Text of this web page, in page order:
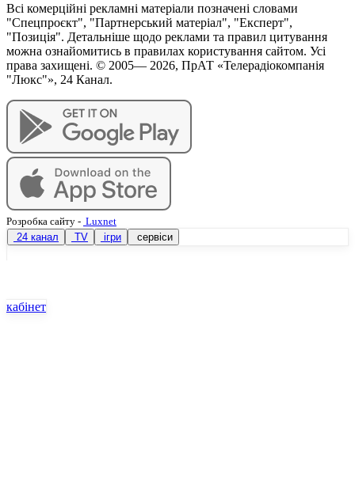
Всі комерційні рекламні матеріали позначені словами
"Спецпроєкт", "Партнерський матеріал", "Експерт",
"Позиція". Детальніше щодо реклами та правил цитування
можна ознайомитись в правилах користування сайтом. Усі
права захищені. © 2005— 2026, ПрАТ «Телерадіокомпанія
"Люкс"», 24 Канал.
Розробка сайту - Luxnet
24 канал
TV ігри сервіси
кабінет